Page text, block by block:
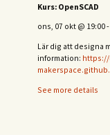
Kurs: OpenSCAD
ons, 07 okt @ 19:00-
Lär dig att designa
information:
See more details